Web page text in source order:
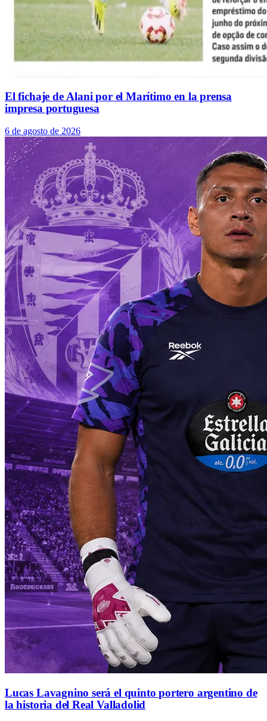
El fichaje de Alani por el Marítimo en la prensa
impresa portuguesa
6 de agosto de 2026
Lucas Lavagnino será el quinto portero argentino de
la historia del Real Valladolid